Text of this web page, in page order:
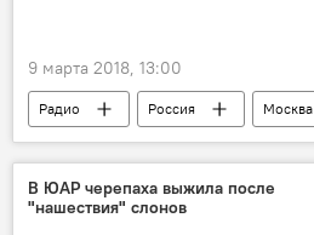
9 марта 2018, 13:00
Радио Россия
Москва
НАТО
В ЮАР черепаха выжила после
"нашествия" слонов